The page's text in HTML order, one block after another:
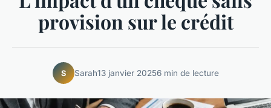
provision sur le crédit
S Sarah13 janvier 20256 min de lecture